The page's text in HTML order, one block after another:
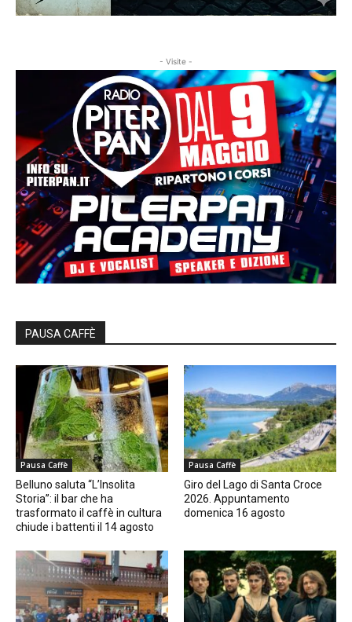
- Visite -
PAUSA CAFFÈ
Pausa Caffè
Belluno saluta “L’Insolita
Storia”: il bar che ha
trasformato il caffè in cultura
chiude i battenti il 14 agosto
Pausa Caffè
Giro del Lago di Santa Croce
2026. Appuntamento
domenica 16 agosto